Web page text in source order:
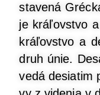
sta­ve­ná
je krá­ľov­stvo
krá­ľov­stvo a
druh únie.
ve­dá desia­tim